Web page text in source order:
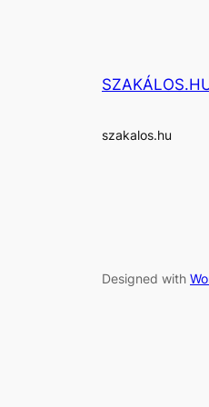
szakalos.hu
Designed with